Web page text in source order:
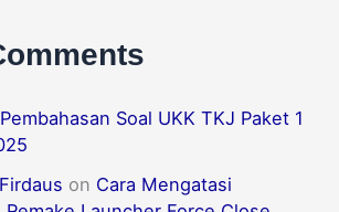
Pembahasan Soal UKK TKJ Paket 1
on Cara Mengatasi